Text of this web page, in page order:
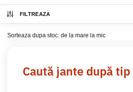
FILTREAZA
Caută jante după